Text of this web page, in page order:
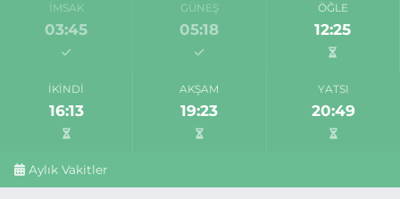
İMSAK
03:45
GÜNEŞ
05:18
ÖĞLE
12:25
İKINDI
16:13
AKŞAM
19:23
YATSI
20:49
Aylık Vakitler